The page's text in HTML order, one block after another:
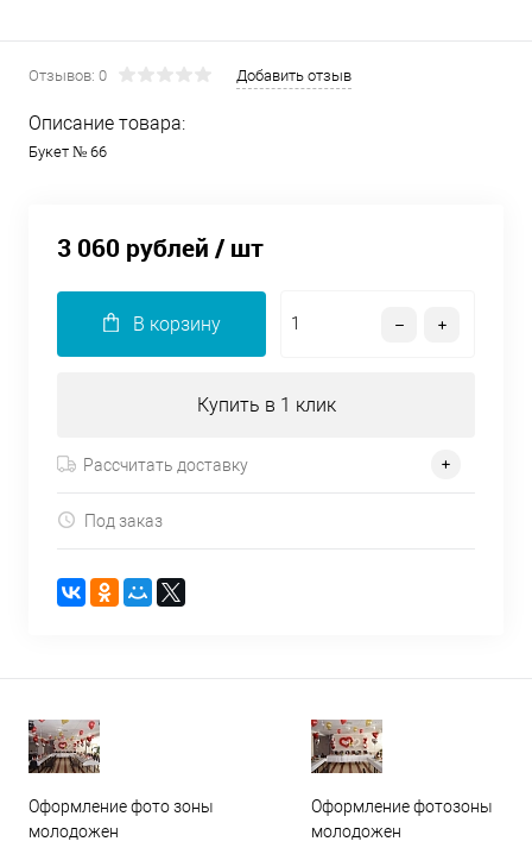
Отзывов: 0 Добавить отзыв
Описание товара:
Букет № 66
3 060 рублей / шт
В корзину
Купить в 1 клик
Рассчитать доставку
Под заказ
Оформление фото зоны
молодожен
Оформление фотозоны
молодожен